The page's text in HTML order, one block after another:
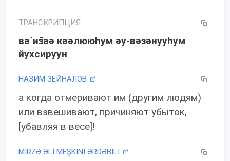
ТРАНСКРИПЦИЯ
вə`из̃əə кəəлююhум əу-вəзəнууhум
йухсируун
НАЗИМ ЗЕЙНАЛОВ
а когда отмеривают им (другим людям)
или взвешивают, причиняют убыток,
[убавляя в весе]!
MIRZƏ ƏLI MEŞKINI ƏRDƏBILI